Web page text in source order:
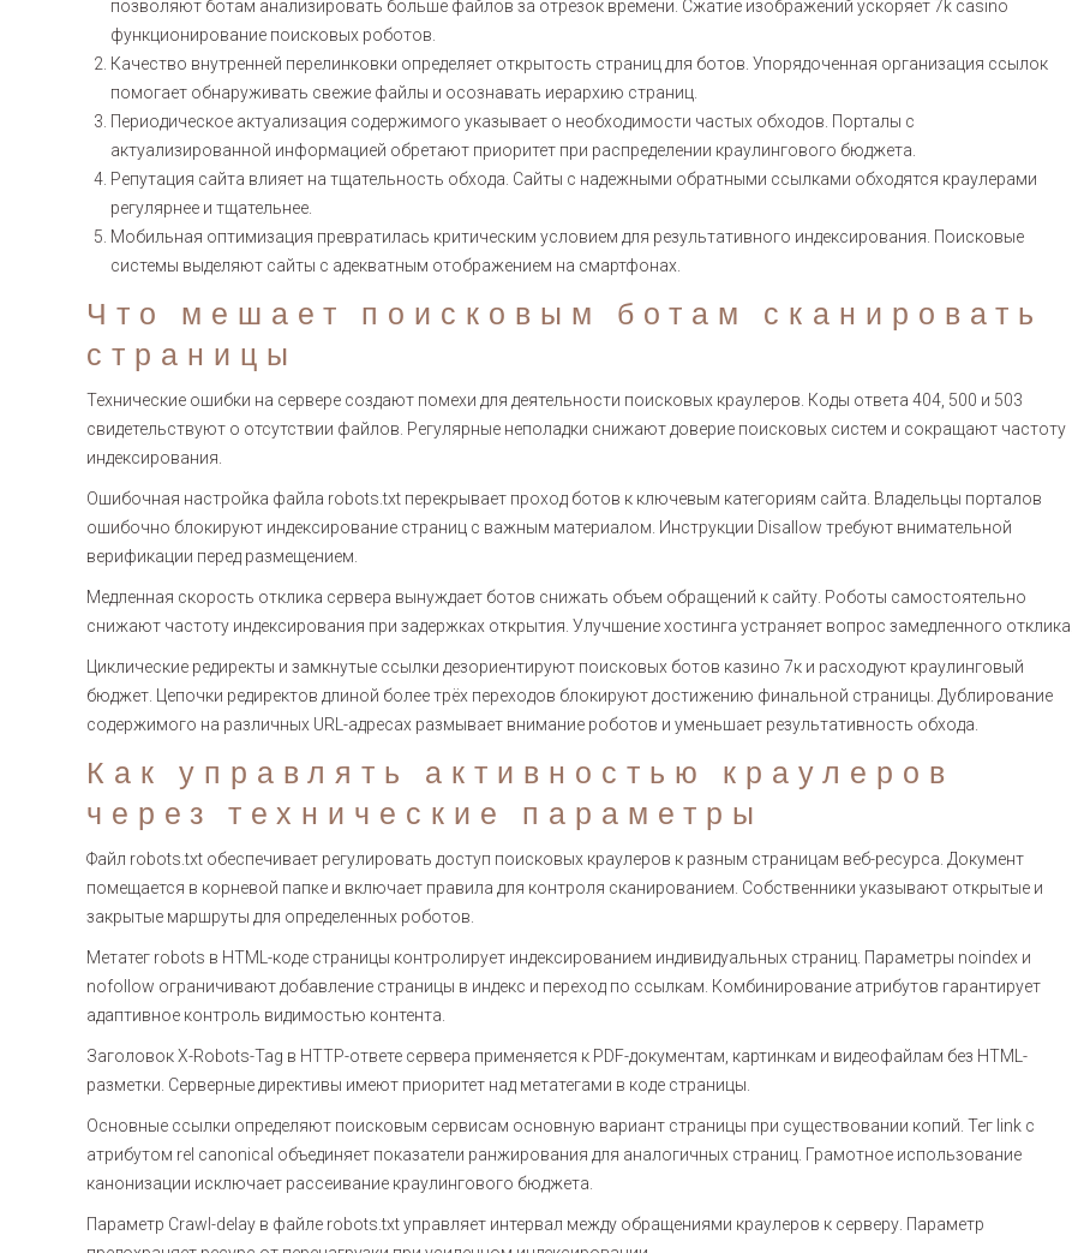
позволяют ботам анализировать больше файлов за отрезок времени. Сжатие изображений ускоряет 7k casino
функционирование поисковых роботов.
Качество внутренней перелинковки определяет открытость страниц для ботов. Упорядоченная организация ссылок
помогает обнаруживать свежие файлы и осознавать иерархию страниц.
Периодическое актуализация содержимого указывает о необходимости частых обходов. Порталы с
актуализированной информацией обретают приоритет при распределении краулингового бюджета.
Репутация сайта влияет на тщательность обхода. Сайты с надежными обратными ссылками обходятся краулерами
регулярнее и тщательнее.
Мобильная оптимизация превратилась критическим условием для результативного индексирования. Поисковые
системы выделяют сайты с адекватным отображением на смартфонах.
Что мешает поисковым ботам сканировать
страницы
Технические ошибки на сервере создают помехи для деятельности поисковых краулеров. Коды ответа 404, 500 и 503
свидетельствуют о отсутствии файлов. Регулярные неполадки снижают доверие поисковых систем и сокращают частоту
индексирования.
Ошибочная настройка файла robots.txt перекрывает проход ботов к ключевым категориям сайта. Владельцы порталов
ошибочно блокируют индексирование страниц с важным материалом. Инструкции Disallow требуют внимательной
верификации перед размещением.
Медленная скорость отклика сервера вынуждает ботов снижать объем обращений к сайту. Роботы самостоятельно
снижают частоту индексирования при задержках открытия. Улучшение хостинга устраняет вопрос замедленного отклика.
Циклические редиректы и замкнутые ссылки дезориентируют поисковых ботов казино 7к и расходуют краулинговый
бюджет. Цепочки редиректов длиной более трёх переходов блокируют достижению финальной страницы. Дублирование
содержимого на различных URL-адресах размывает внимание роботов и уменьшает результативность обхода.
Как управлять активностью краулеров
через технические параметры
Файл robots.txt обеспечивает регулировать доступ поисковых краулеров к разным страницам веб-ресурса. Документ
помещается в корневой папке и включает правила для контроля сканированием. Собственники указывают открытые и
закрытые маршруты для определенных роботов.
Метатег robots в HTML-коде страницы контролирует индексированием индивидуальных страниц. Параметры noindex и
nofollow ограничивают добавление страницы в индекс и переход по ссылкам. Комбинирование атрибутов гарантирует
адаптивное контроль видимостью контента.
Заголовок X-Robots-Tag в HTTP-ответе сервера применяется к PDF-документам, картинкам и видеофайлам без HTML-
разметки. Серверные директивы имеют приоритет над метатегами в коде страницы.
Основные ссылки определяют поисковым сервисам основную вариант страницы при существовании копий. Тег link с
атрибутом rel canonical объединяет показатели ранжирования для аналогичных страниц. Грамотное использование
канонизации исключает рассеивание краулингового бюджета.
Параметр Crawl-delay в файле robots.txt управляет интервал между обращениями краулеров к серверу. Параметр